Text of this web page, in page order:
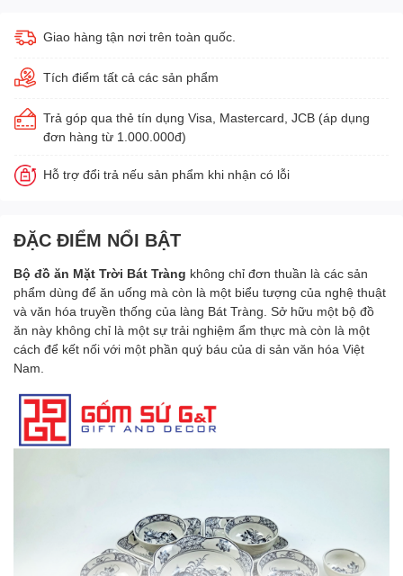
Giao hàng tận nơi trên toàn quốc.
Tích điểm tất cả các sản phẩm
Trả góp qua thẻ tín dụng Visa, Mastercard, JCB (áp dụng
đơn hàng từ 1.000.000đ)
Hỗ trợ đổi trả nếu sản phẩm khi nhận có lỗi
ĐẶC ĐIỂM NỔI BẬT
Bộ đồ ăn Mặt Trời Bát Tràng không chỉ đơn thuần là các sản
phẩm dùng để ăn uống mà còn là một biểu tượng của nghệ thuật
và văn hóa truyền thống của làng Bát Tràng. Sở hữu một bộ đồ
ăn này không chỉ là một sự trải nghiệm ẩm thực mà còn là một
cách để kết nối với một phần quý báu của di sản văn hóa Việt
Nam.